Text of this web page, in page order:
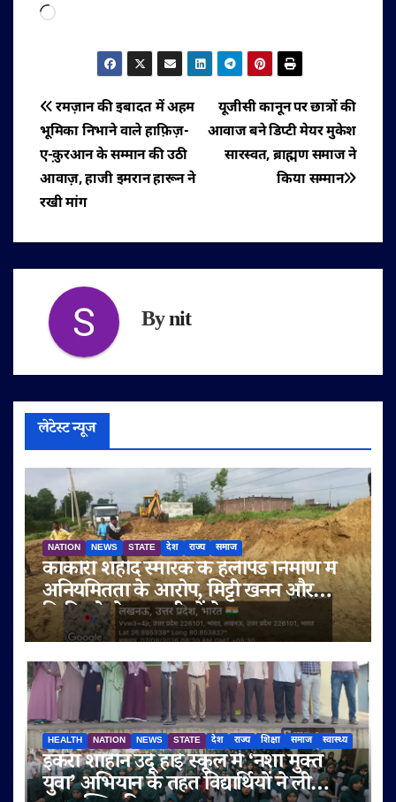
Loading…
पोस्ट
नेविगेशन
यूजीसी कानून पर छात्रों की
आवाज बने डिप्टी मेयर मुकेश
सारस्वत, ब्राह्मण समाज ने
किया सम्मान
रमज़ान की इबादत में अहम
भूमिका निभाने वाले हाफ़िज़-
ए-क़ुरआन के सम्मान की उठी
आवाज़, हाजी इमरान हारून ने
रखी मांग
Bynit
लेटेस्ट न्यूज
NATION NEWS STATE देश राज्य समाज
काकोरी शहीद स्मारक के हेलीपैड निर्माण में
अनियमितता के आरोप, मिट्टी खनन और
बिक्री को लेकर ग्रामीणों ने उठाए सवाल
HEALTH NATION NEWS STATE देश राज्य शिक्षा समाज स्वास्थ्य
इकरा शाहीन उर्दू हाई स्कूल में ‘नशा मुक्त
युवा’ अभियान के तहत विद्यार्थियों ने ली